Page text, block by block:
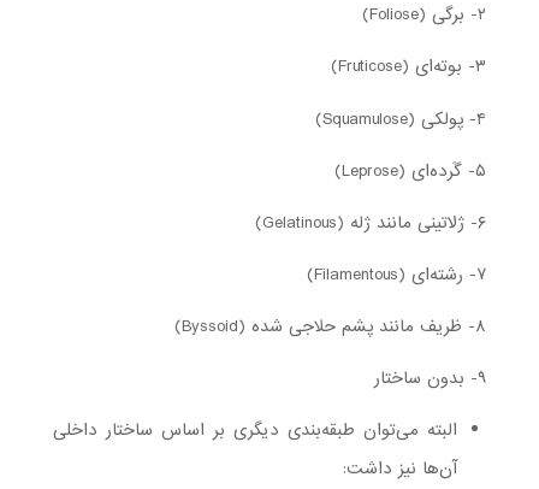
۲- برگی (Foliose)
۳- بوته‌ای (Fruticose)
۴- پولکی (Squamulose)
۵- گَرده‌ای (Leprose)
۶- ژلاتینی مانند ژله (Gelatinous)
۷- رشته‌ای (Filamentous)
۸- ظریف مانند پشم حلاجی شده (Byssoid)
۹- بدون ساختار
البته می‌توان طبقه‌بندی دیگری بر اساس ساختار داخلی
آن‌ها نیز داشت: